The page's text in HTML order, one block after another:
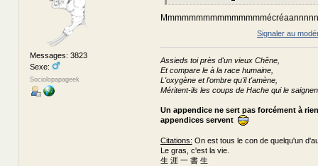
Messages: 3823
Sexe:
Sociolopapageek
Signaler au
Assieds toi près d'un vieux Chêne,
Et compare le à la race humaine,
L'oxygène et l'ombre qu'il t'amène,
Méritent-ils les coups de Hache qui le
Un appendice ne sert pas forcément à
appendices servent
Citations: On est tous le con de quelqu'un
Le gras, c'est la vie.
生 涯 一 書 生